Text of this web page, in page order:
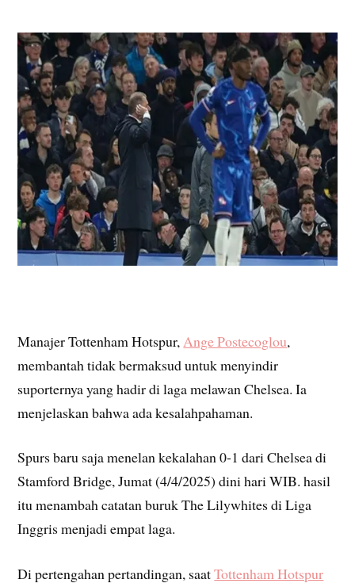
Manajer Tottenham Hotspur, Ange Postecoglou,
membantah tidak bermaksud untuk menyindir
suporternya yang hadir di laga melawan Chelsea. Ia
menjelaskan bahwa ada kesalahpahaman.
Spurs baru saja menelan kekalahan 0-1 dari Chelsea di
Stamford Bridge, Jumat (4/4/2025) dini hari WIB. hasil
itu menambah catatan buruk The Lilywhites di Liga
Inggris menjadi empat laga.
Di pertengahan pertandingan, saatTottenham Hotspur